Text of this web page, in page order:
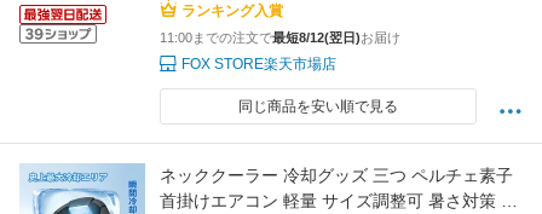
ランキング入賞
11:00までの注文で最短8/12(翌日)お届け
FOX STORE楽天市場店
同じ商品を安い順で見る
ネッククーラー 冷却グッズ 三つ ペルチェ素子
首掛けエアコン 軽量 サイズ調整可 暑さ対策 持